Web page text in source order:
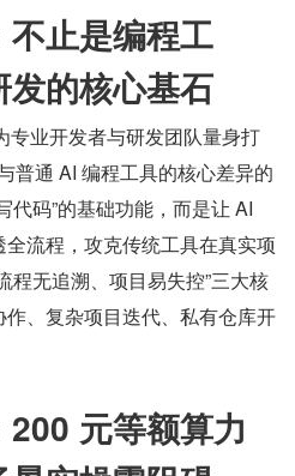
止是编程工
的核心基石
专业开发者与研发团队量身打
普通 AI 编程工具的核心差异的
代码”的基础功能，而是让 AI
流程，攻克传统工具在真实项
程无追溯、项目易失控”三大核
、复杂项目迭代、私有仓库开
元等额算力